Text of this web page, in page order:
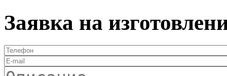
Заявка на
Телефон
E-mail
Описание